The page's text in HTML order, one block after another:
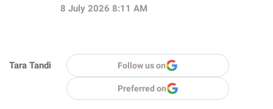
Tara Tandi
8 July 2026 8:11 AM
Follow us on
Preferred on